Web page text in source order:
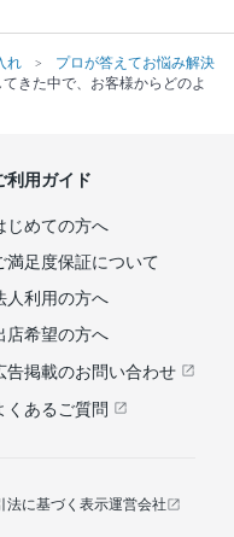
れ
プロが答えてお悩み解決
きた中で、お客様からどのよ
利用ガイド
じめての方へ
満足度保証について
人利用の方へ
店希望の方へ
告掲載のお問い合わせ
くあるご質問
法に基づく表示運営会社